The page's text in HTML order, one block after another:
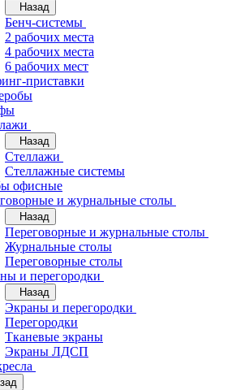
Назад
Бенч-системы
2 рабочих места
4 рабочих места
6 рабочих мест
приставки
Назад
Стеллажи
Стеллажные системы
офисные
и журнальные столы
Назад
Переговорные и журнальные столы
Журнальные столы
Переговорные столы
и перегородки
Назад
Экраны и перегородки
Перегородки
Тканевые экраны
Экраны ЛДСП